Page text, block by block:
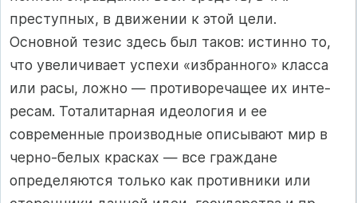
преступных, в движе­нии к этой цели.
Основной тезис здесь был таков: истинно то,
что увеличивает успехи «избранного» класса
или расы, ложно — противоречащее их инте­
ресам. Тоталитарная идеология и ее
современные производные описывают мир в
черно-белых крас­ках — все граждане
определяются только как про­тивники или